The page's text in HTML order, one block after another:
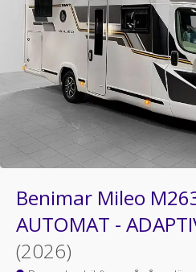
Benimar Mileo
AUTOMAT -
(2026)